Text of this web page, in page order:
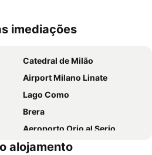
imediações
Catedral de Milão
Airport Milano Linate
Lago Como
Brera
Aeroporto Orio al Serio
Cidade Alta de Bérgamo
alojamento